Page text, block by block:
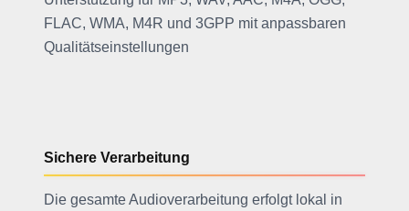
FLAC, WMA, M4R und 3GPP mit anpassbaren
Qualitätseinstellungen
Sichere Verarbeitung
Die gesamte Audioverarbeitung erfolgt lokal in